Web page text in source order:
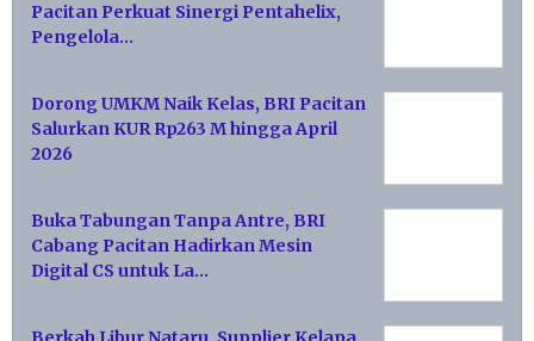
Pacitan Perkuat Sinergi Pentahelix,
Pengelola…
Dorong UMKM Naik Kelas, BRI Pacitan
Salurkan KUR Rp263 M hingga April
2026
Buka Tabungan Tanpa Antre, BRI
Cabang Pacitan Hadirkan Mesin
Digital CS untuk La…